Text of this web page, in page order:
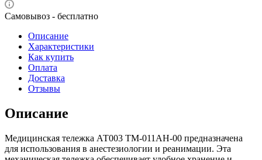
Самовывоз - бесплатно
Описание
Характеристики
Как купить
Оплата
Доставка
Отзывы
Описание
Медицинская тележка АТ003 TM-011AH-00 предназначена
для использования в анестезиологии и реанимации. Эта